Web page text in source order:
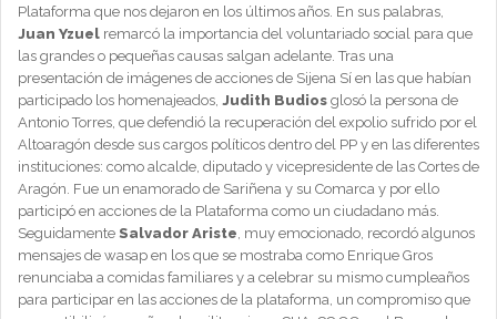
Plataforma que nos dejaron en los últimos años. En sus palabras,
Juan Yzuel remarcó la importancia del voluntariado social para que
las grandes o pequeñas causas salgan adelante. Tras una
presentación de imágenes de acciones de Sijena Sí en las que habían
participado los homenajeados, Judith Budios glosó la persona de
Antonio Torres, que defendió la recuperación del expolio sufrido por el
Altoaragón desde sus cargos políticos dentro del PP y en las diferentes
instituciones: como alcalde, diputado y vicepresidente de las Cortes de
Aragón. Fue un enamorado de Sariñena y su Comarca y por ello
participó en acciones de la Plataforma como un ciudadano más.
Seguidamente Salvador Ariste, muy emocionado, recordó algunos
mensajes de wasap en los que se mostraba como Enrique Gros
renunciaba a comidas familiares y a celebrar su mismo cumpleaños
para participar en las acciones de la plataforma, un compromiso que